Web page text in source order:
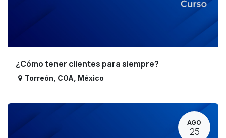
¿Cómo tener clientes para siempre?
Torreón COA México
AGO
25